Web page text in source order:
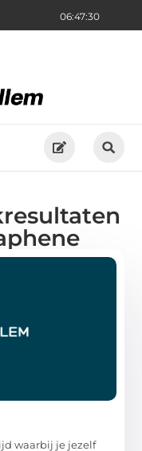
06:47:30
waarbij je jezelf